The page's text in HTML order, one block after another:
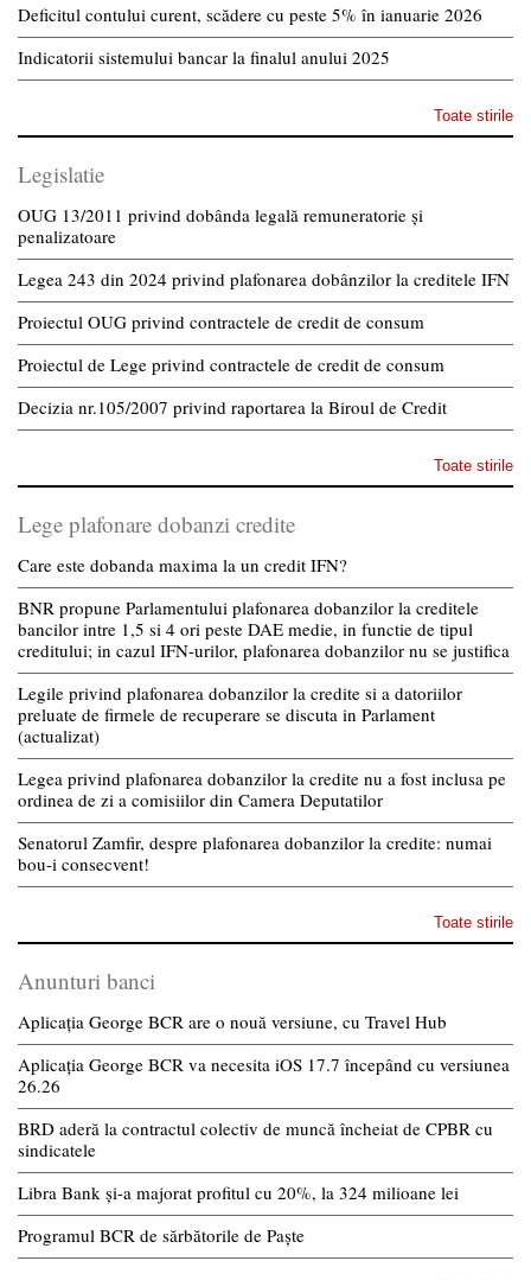
Deficitul contului curent, scădere cu peste 5% în ianuarie 2026
Indicatorii sistemului bancar la finalul anului 2025
Toate stirile
Legislatie
OUG 13/2011 privind dobânda legală remuneratorie și
penalizatoare
Legea 243 din 2024 privind plafonarea dobânzilor la creditele IFN
Proiectul OUG privind contractele de credit de consum
Proiectul de Lege privind contractele de credit de consum
Decizia nr.105/2007 privind raportarea la Biroul de Credit
Toate stirile
Lege plafonare dobanzi credite
Care este dobanda maxima la un credit IFN?
BNR propune Parlamentului plafonarea dobanzilor la creditele
bancilor intre 1,5 si 4 ori peste DAE medie, in functie de tipul
creditului; in cazul IFN-urilor, plafonarea dobanzilor nu se justifica
Legile privind plafonarea dobanzilor la credite si a datoriilor
preluate de firmele de recuperare se discuta in Parlament
(actualizat)
Legea privind plafonarea dobanzilor la credite nu a fost inclusa pe
ordinea de zi a comisiilor din Camera Deputatilor
Senatorul Zamfir, despre plafonarea dobanzilor la credite: numai
bou-i consecvent!
Toate stirile
Anunturi banci
Aplicația George BCR are o nouă versiune, cu Travel Hub
Aplicația George BCR va necesita iOS 17.7 începând cu versiunea
26.26
BRD aderă la contractul colectiv de muncă încheiat de CPBR cu
sindicatele
Libra Bank și-a majorat profitul cu 20%, la 324 milioane lei
Programul BCR de sărbătorile de Paște